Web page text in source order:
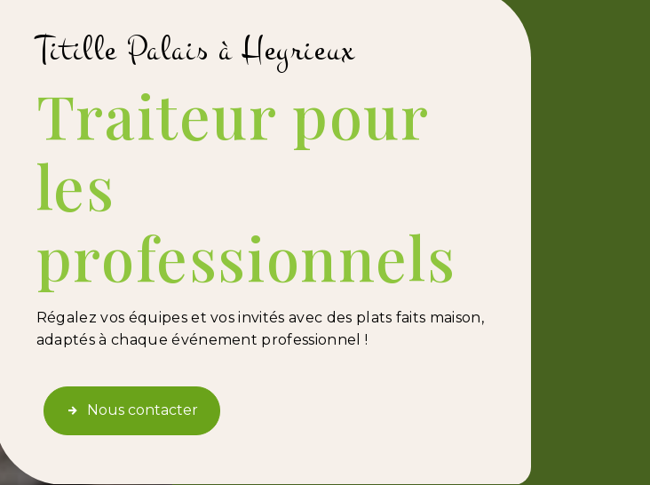
Titille Palais à Heyrieux
Traiteur pour
les
professionnels
Régalez vos équipes et vos invités avec des plats faits maison,
adaptés à chaque événement professionnel !
Nous contacter